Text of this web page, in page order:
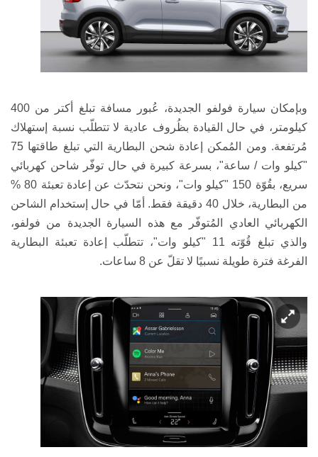
وبإمكان سيارة فولفو
الجديدة، عُبور مسافة تبلغ أكتر من 400
كيلومتر، في حال القيادة بظُروف عادية لا تتطلّب نسبة إستهلاك
مُرتفعة. ومن المُمكن إعادة شحن البطارية التي تبلغ طاقتها 75
"كيلو وات / ساعة"، بسرعة كبيرة في حال توفّر شاحن كهربائي
سريع، بقُوّة 150 "كيلو وات"، ونحن نتحدّث عن إعادة تعبئة 80 %
من البطارية، خلال 40 دقيقة فقط. أمّا في حال إستخدام الشاحن
الكهربائي العادي المُتوفّر مع هذه السيارة الجديدة من فولفو،
والذي تبلغ قُوّته 11 "كيلو وات"، تتطلّب إعادة تعبئة البطارية
الفرغة فترة طويلة نسبيًا لا تقلّ عن 8 ساعات.